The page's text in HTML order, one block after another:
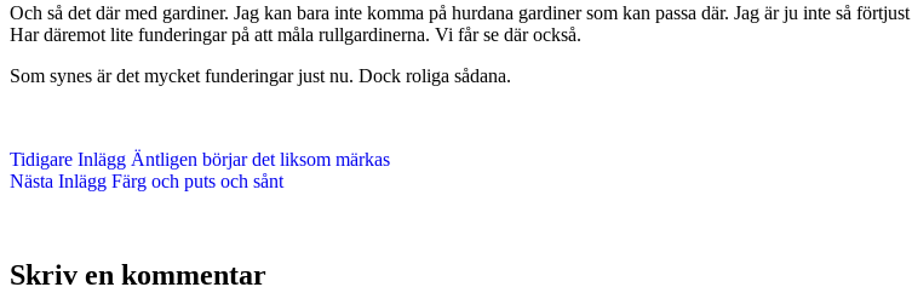
Och så det där med gardiner. Jag kan bara inte komma på hurdana gardiner som kan passa där. Jag är ju inte så
Har däremot lite funderingar på att måla rullgardinerna. Vi får se där också.
Som synes är det mycket funderingar just nu. Dock roliga sådana.
Tidigare Inlägg Äntligen börjar det liksom märkas
Nästa Inlägg Färg och puts och sånt
Skriv en kommentar